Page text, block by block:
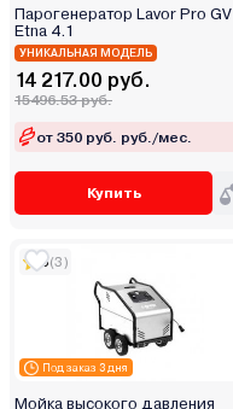
Verton
Villartec
Wortex
Yato
Zitrek
Витязь
Даджет
Диолд
Зубр
Парогенератор Lavor Pro GV
Etna 4.1
УНИКАЛЬНАЯ МОДЕЛЬ
14 217.00 руб.
15496.53 руб.
от 350 руб. руб./мес.
Купить
Под заказ 3 дня
5(3)
Мойка высокого давления